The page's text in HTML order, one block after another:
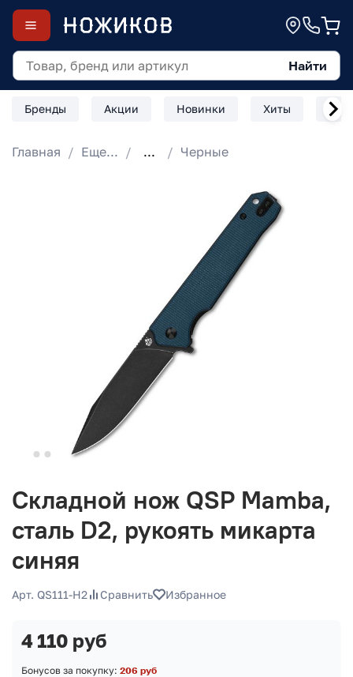
Найти
Бренды Акции Новинки Хиты
Главная Еще... ... Черные
Складной нож QSP Mamba,
сталь D2, рукоять микарта
синяя
Арт. QS111-H2 Сравнить Избранное
4 110 руб
Бонусов за покупку: 206 руб